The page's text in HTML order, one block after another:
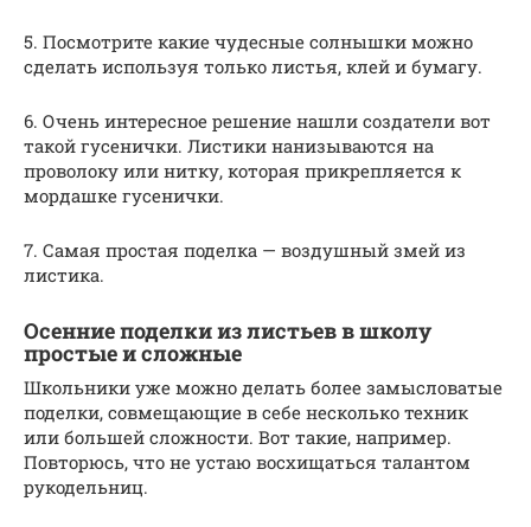
5. Посмотрите какие чудесные солнышки можно
сделать используя только листья, клей и бумагу.
6. Очень интересное решение нашли создатели вот
такой гусенички. Листики нанизываются на
проволоку или нитку, которая прикрепляется к
мордашке гусенички.
7. Самая простая поделка — воздушный змей из
листика.
Осенние поделки из листьев в школу
простые и сложные
Школьники уже можно делать более замысловатые
поделки, совмещающие в себе несколько техник
или большей сложности. Вот такие, например.
Повторюсь, что не устаю восхищаться талантом
рукодельниц.